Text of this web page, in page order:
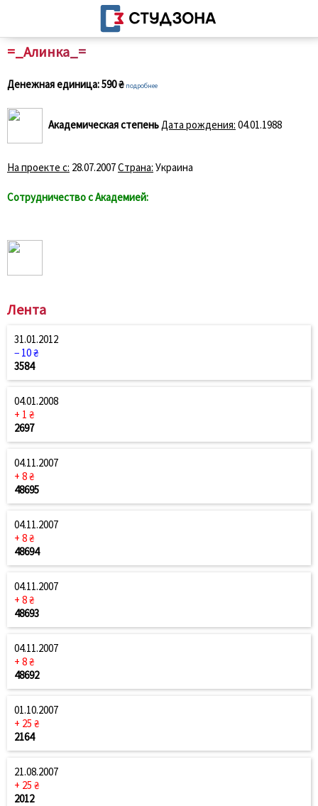
=_Алинка_=
Денежная единица:590 ₴ подробнее
Академическая степень Дата рождения: 04.01.1988
На проекте с: 28.07.2007Страна: Украина
Сотрудничество с Академией:
Лента
31.01.2012
− 10 ₴
3584
04.01.2008
+ 1 ₴
2697
04.11.2007
+ 8 ₴
48695
04.11.2007
+ 8 ₴
48694
04.11.2007
+ 8 ₴
48693
04.11.2007
+ 8 ₴
48692
01.10.2007
+ 25 ₴
2164
21.08.2007
+ 25 ₴
2012